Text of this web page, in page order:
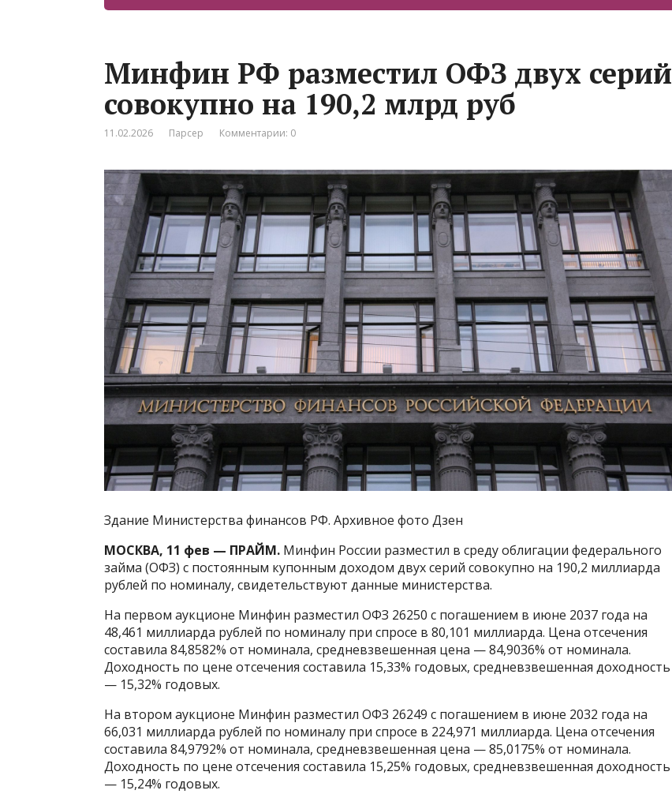
Минфин РФ разместил ОФЗ двух серий
совокупно на 190,2 млрд руб
11.02.2026 Парсер Комментарии: 0
Здание Министерства финансов РФ. Архивное фото Дзен
МОСКВА, 11 фев — ПРАЙМ. Минфин России разместил в среду облигации федерального
займа (ОФЗ) с постоянным купонным доходом двух серий совокупно на 190,2 миллиарда
рублей по номиналу, свидетельствуют данные министерства.
На первом аукционе Минфин разместил ОФЗ 26250 с погашением в июне 2037 года на
48,461 миллиарда рублей по номиналу при спросе в 80,101 миллиарда. Цена отсечения
составила 84,8582% от номинала, средневзвешенная цена — 84,9036% от номинала.
Доходность по цене отсечения составила 15,33% годовых, средневзвешенная доходность
— 15,32% годовых.
На втором аукционе Минфин разместил ОФЗ 26249 с погашением в июне 2032 года на
66,031 миллиарда рублей по номиналу при спросе в 224,971 миллиарда. Цена отсечения
составила 84,9792% от номинала, средневзвешенная цена — 85,0175% от номинала.
Доходность по цене отсечения составила 15,25% годовых, средневзвешенная доходность
— 15,24% годовых.